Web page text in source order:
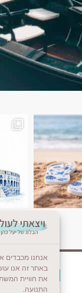
אנחנו מכבדים
באתר זה אנו
את חוויית
התנועה.
היא אחת
צרו קשר